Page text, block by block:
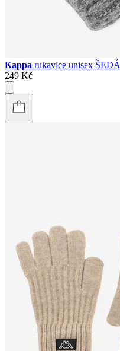
Kappa rukavice unisex ŠEDÁ
249 Kč